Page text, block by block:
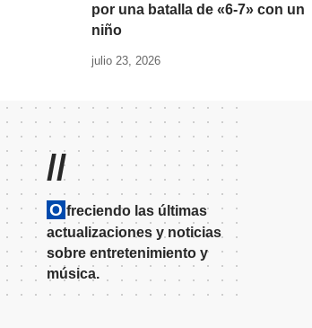
por una batalla de «6-7» con un
niño
julio 23, 2026
//
O freciendo las últimas
actualizaciones y noticias
sobre entretenimiento y
música.